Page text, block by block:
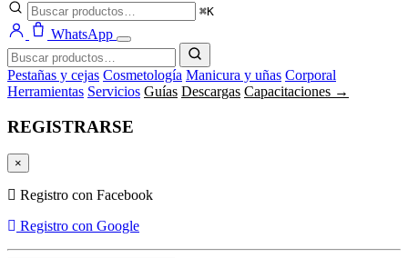
⌘K
WhatsApp
Pestañas y cejas Cosmetología Manicura y uñas Corporal
Herramientas Servicios Guías Descargas Capacitaciones →
REGISTRARSE
×
Registro con Facebook
Registro con Google